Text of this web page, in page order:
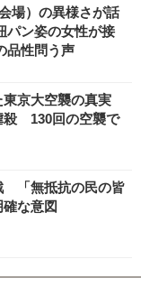
場）の異様さが話
パン姿の女性が接
品性問う声
東京大空襲の真実
130回の空襲で
「無抵抗の民の皆
な意図